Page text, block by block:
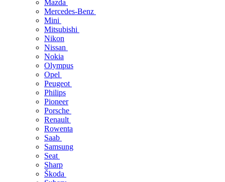
Mazda
Mercedes-Benz
Mini
Mitsubishi
Nikon
Nissan
Nokia
Olympus
Opel
Peugeot
Philips
Pioneer
Porsche
Renault
Rowenta
Saab
Samsung
Seat
Sharp
Škoda